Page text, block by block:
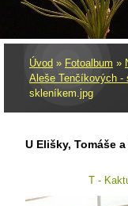
Úvod » Fotoalbum »
Aleše Tenčíkových -
skleníkem.jpg
U Elišky, Tomáše
T -